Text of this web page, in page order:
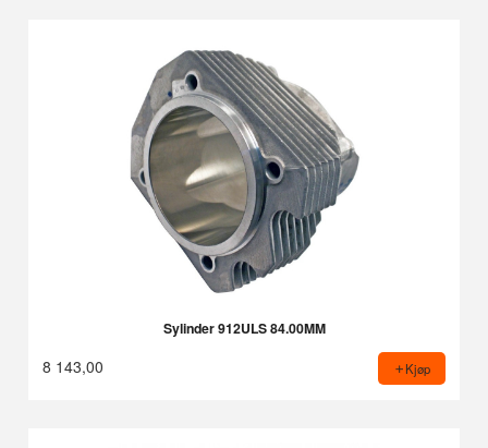
Sylinder 912ULS 84.00MM
8 143,00 Kjøp